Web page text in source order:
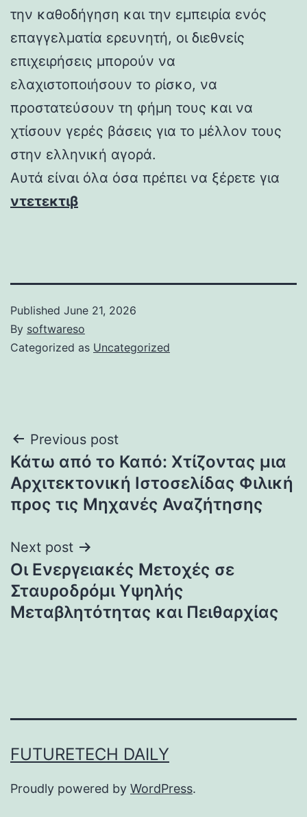
την καθοδήγηση και την εμπειρία ενός
επαγγελματία ερευνητή, οι διεθνείς
επιχειρήσεις μπορούν να
ελαχιστοποιήσουν το ρίσκο, να
προστατεύσουν τη φήμη τους και να
χτίσουν γερές βάσεις για το μέλλον τους
στην ελληνική αγορά.
Αυτά είναι όλα όσα πρέπει να ξέρετε για
ντετεκτιβ
Published June 21, 2026
By softwareso
Categorized as Uncategorized
Post
navigation
Previous post
Κάτω από το Καπό: Χτίζοντας μια
Αρχιτεκτονική Ιστοσελίδας Φιλική
προς τις Μηχανές Αναζήτησης
Next post
Οι Ενεργειακές Μετοχές σε
Σταυροδρόμι Υψηλής
Μεταβλητότητας και Πειθαρχίας
FUTURETECH DAILY
Proudly powered by WordPress.